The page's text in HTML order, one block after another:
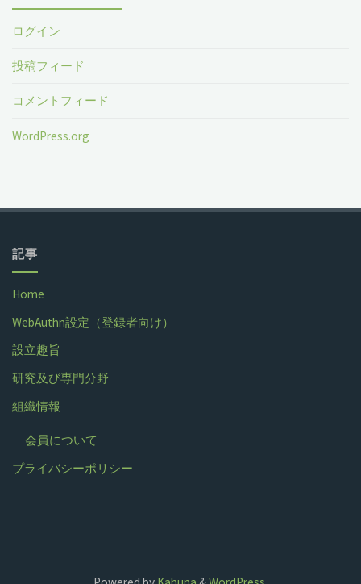
ログイン
投稿フィード
コメントフィード
WordPress.org
記事
Home
WebAuthn設定（登録者向け）
設立趣旨
研究及び専門分野
組織情報
会員について
プライバシーポリシー